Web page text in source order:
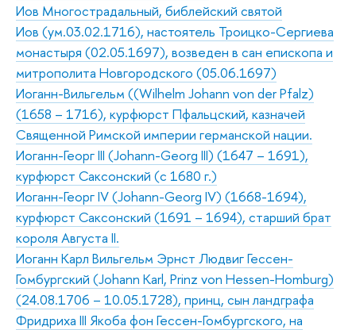
Иов Многострадальный, библейский святой
Иов (ум.03.02.1716), настоятель Троицко-Сергиева
монастыря (02.05.1697), возведен в сан епископа и
митрополита Новгородского (05.06.1697)
Иоганн-Вильгельм ((Wilhelm Johann von der Pfalz)
(1658 – 1716), курфюрст Пфальцский, казначей
Священной Римской империи германской нации.
Иоганн-Георг III (Johann-Georg III) (1647 – 1691),
курфюрст Саксонский (c 1680 г.)
Иоганн-Георг IV (Johann-Georg IV) (1668-1694),
курфюрст Саксонский (1691 – 1694), старший брат
короля Августа II.
Иоганн Карл Вильгельм Эрнст Людвиг Гессен-
Гомбургский (Johann Karl, Prinz von Hessen-Homburg)
(24.08.1706 – 10.05.1728), принц, сын ландграфа
Фридриха III Якоба фон Гессен-Гомбургского, на